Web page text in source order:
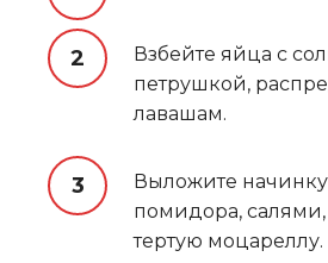
Взбейте яйца с
петрушкой,
лавашам.
Выложите
помидора,
тертую моцареллу.